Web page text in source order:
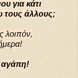
για κάτι
άλλους;
λοιπόν,
αγάπη!